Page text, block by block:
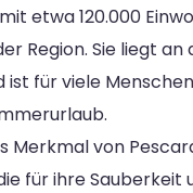
etwa 120.000
Region. Sie liegt an
ist für viele
Merkmal von
für ihre Sauberkeit